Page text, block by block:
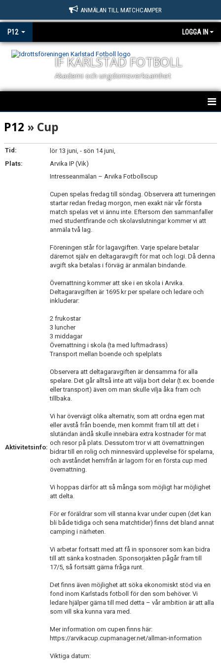
ANMÄLAN TILL MATCHCAMPER
P12 LOGGA IN
IF KARLSTAD FOTBOLL
Akademi och ungdomsverksamhet
HEM
NYHETER
KALENDER
P12 » Cup
Tid:
lör 13 juni, - sön 14 juni,
Plats:
Arvika IP (Vik)
Aktivitetsinfo:
Intresseanmälan – Arvika Fotbollscup
Cupen spelas fredag till söndag. Observera att turneringen
startar redan fredag morgon, men exakt när vår första
match spelas vet vi ännu inte. Eftersom den sammanfaller
med studentfirande och skolavslutningar kommer vi att
anmäla två lag.
Föreningen står för lagavgiften. Varje spelare betalar
däremot själv en deltagaravgift för mat och logi. Då denna
avgift ska betalas i förväg är anmälan bindande.
Övernattning kommer att ske i en skola i Arvika.
Deltagaravgiften är 1695 kr per spelare och ledare och
inkluderar:
2 frukostar
3 luncher
3 middagar
Övernattning i skola (ta med luftmadrass)
Transport mellan boende och spelplats
Observera att deltagaravgiften är densamma för alla
spelare. Det går alltså inte att välja bort delar (t.ex. boende
eller transport) även om man skulle vilja åka fram och
tillbaka.
Vi har övervägt olika alternativ, som att ordna egen mat
eller avstå från boende, men kommit fram till att det i
slutändan ändå skulle innebära extra kostnader för mat
och resor på plats. Dessutom tror vi att övernattningen
bidrar till en rolig och minnesvärd upplevelse för spelarna,
och avståndet hemifrån är lagom för en första cup med
övernattning.
Vi hoppas därför att så många som möjligt har möjlighet
att delta.
För er föräldrar som vill stanna kvar under cupen (det kan
bli både tidiga och sena matchtider) finns det bland annat
camping i närheten.
Vi arbetar fortsatt med att få in sponsorer som kan bidra
till att sänka kostnaden. Sponsorjakten pågår fram till
17/5, så fortsätt gärna fråga runt.
Det finns även möjlighet att söka ekonomiskt stöd via en
fond inom Karlstads fotboll för den som behöver. Vi
ledare hjälper gärna till med detta – vår ambition är att alla
som vill ska kunna vara med.
Mer information om cupen finns här:
https://arvikacup.cupmanager.net/allman-information
Viktiga datum: